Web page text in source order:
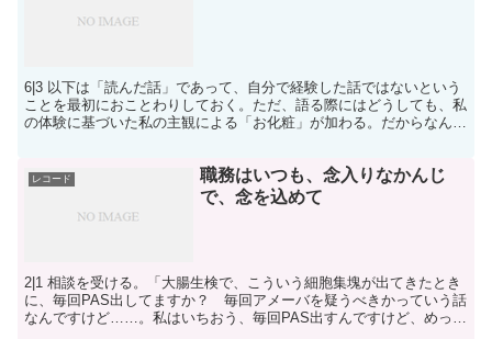
6|3 以下は「読んだ話」であって、自分で経験した話ではないという
ことを最初におことわりしておく。ただ、語る際にはどうしても、私
の体験に基づいた私の主観による「お化粧」が加わる。だからなんと
レコード
職務はいつも、念入りなかんじ
で、念を込めて
2|1 相談を受ける。「大腸生検で、こういう細胞集塊が出てきたとき
に、毎回PAS出してますか？ 毎回アメーバを疑うべきかっていう話
なんですけど……。私はいちおう、毎回PAS出すんですけど、めった